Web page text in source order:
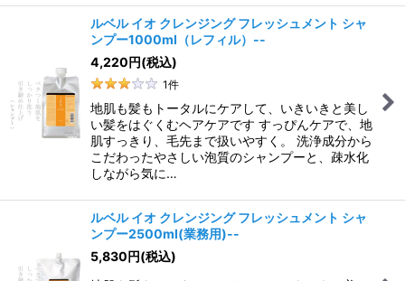
ルベル イオ クレンジング フレッシュメント シャ
ンプー1000ml（レフィル）--
4,220円(税込)
1件
地肌も髪もトータルにケアして、いきいきと美し
い髪をはぐくむヘアケアです すっぴんケアで、地
肌すっきり、毛先まで扱いやすく。 洗浄成分から
こだわったやさしい泡質のシャンプーと、疎水化
しながら気に…
ルベル イオ クレンジング フレッシュメント シャ
ンプー2500ml(業務用)--
5,830円(税込)